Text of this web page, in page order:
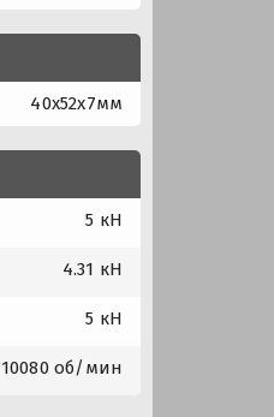
40x52x7мм
5 кН
4.31 кН
5 кН
10080 об/мин